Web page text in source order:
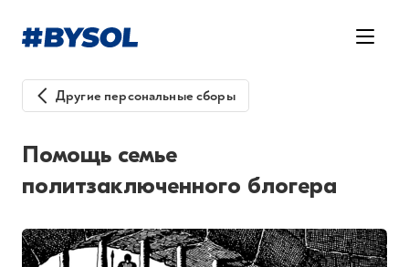
Другие персональные сборы
Помощь семье
политзаключенного блогера